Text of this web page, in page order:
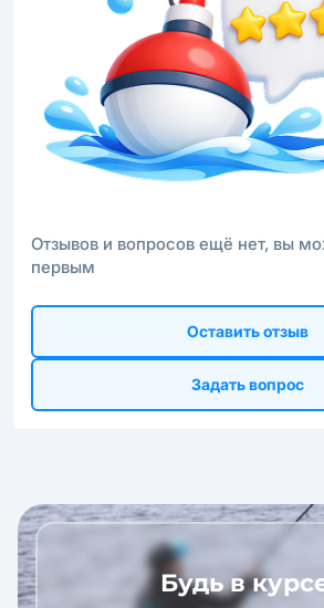
Отзывов и вопросов ещё нет, вы
первым
Оставить отзыв
Задать вопрос
Будь в